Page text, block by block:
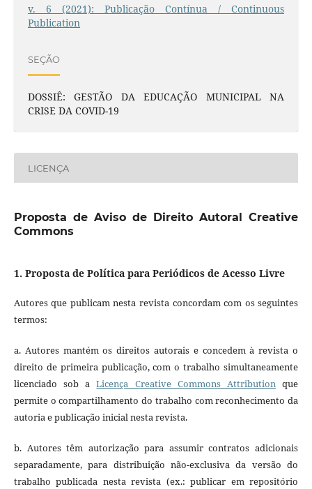
v. 6 (2021): Publicação Contínua / Continuous
Publication
SEÇÃO
DOSSIÊ: GESTÃO DA EDUCAÇÃO MUNICIPAL NA
CRISE DA COVID-19
LICENÇA
Proposta de Aviso de Direito Autoral Creative
Commons
1. Proposta de Política para Periódicos de Acesso Livre
Autores que publicam nesta revista concordam com os seguintes
termos:
a. Autores mantém os direitos autorais e concedem à revista o
direito de primeira publicação, com o trabalho simultaneamente
licenciado sob aLicença Creative Commons Attributionque
permite o compartilhamento do trabalho com reconhecimento da
autoria e publicação inicial nesta revista.
b. Autores têm autorização para assumir contratos adicionais
separadamente, para distribuição não-exclusiva da versão do
trabalho publicada nesta revista (ex.: publicar em repositório